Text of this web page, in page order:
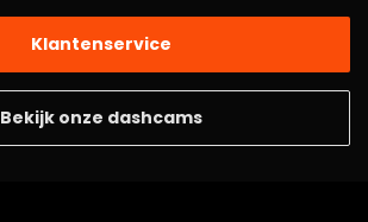
Klantenservice
Bekijk onze dashcams